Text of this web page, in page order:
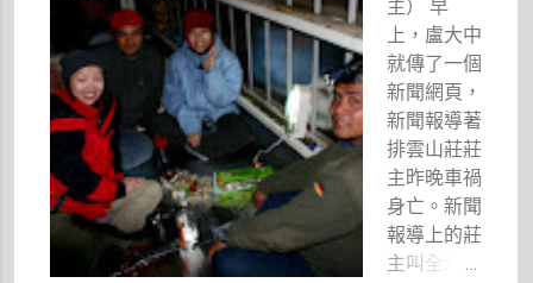
做這行也是
要看天吃飯
的。 不過
抵達悠活麗
緻時看到超
大的哆啦A
夢氣球心情
稍微振奮了
一下，呵
呵。
次也把機車
停在店門
口，卻沒有
多看它一
眼，真是罪
過呀！ 因
為，這家燒
肉店還滿好
吃的，服務
生也都很親
主） 早
上，盧大中
就傳了一個
新聞網頁，
新聞報導著
排雲山莊莊
主昨晚車禍
身亡。新聞
報導上的莊
主叫全鴻